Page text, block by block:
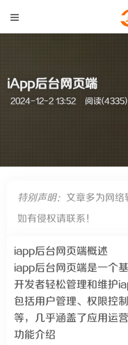
iApp后台网页端
2024-12-2 13:52 阅读(4335)
特别声明： 文章多为网络
如有侵权请联系！
iapp后台网页端概述
iapp后台网页端是一个
开发者轻松管理和维护
包括用户管理、权限控
等，几乎涵盖了应用运
功能介绍